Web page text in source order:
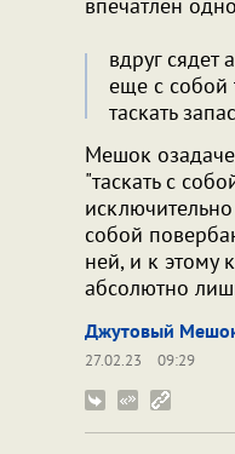
вдруг
еще с собой
таскать
Мешок
"таскать с
собой
ней, и к этому
абсолютно
Джутовый
27.02.23
09:29